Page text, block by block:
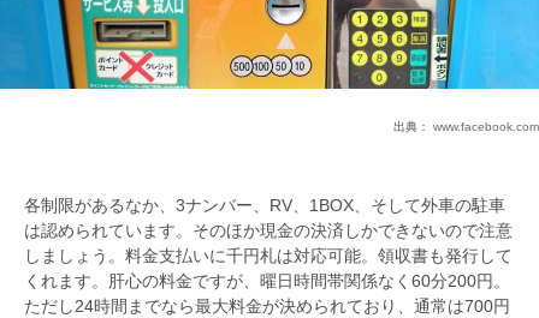
出典： www.facebook.com
各制限があるなか、3ナンバー、RV、1BOX、そして外車の駐車
は認められています。そのほか現金の決済しかできないので注意
しましょう。料金支払いに千円札は対応可能。領収書も発行して
くれます。肝心の料金ですが、曜日時間帯関係なく60分200円。
ただし24時間までなら最大料金が決められており、通常は700円